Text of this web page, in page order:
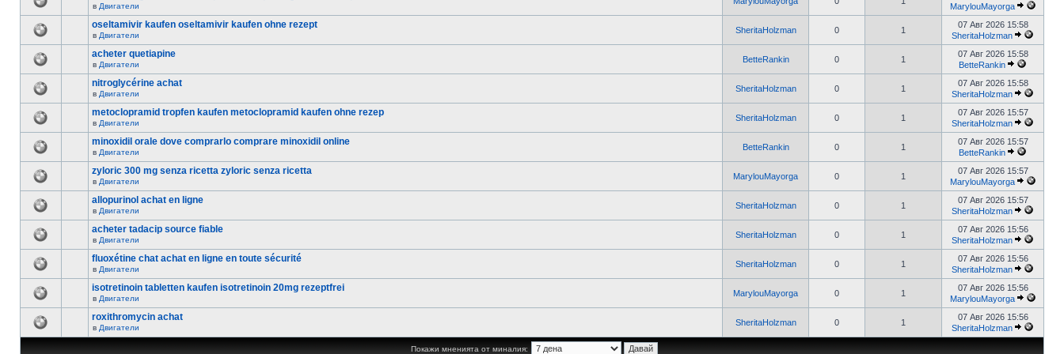
в Двигатели
MarylouMayorga
oseltamivir kaufen oseltamivir kaufen ohne rezept
в Двигатели
SheritaHolzman 0 1
07 Авг 2026 15:58
SheritaHolzman
acheter quetiapine
в Двигатели
BetteRankin 0 1
07 Авг 2026 15:58
BetteRankin
nitroglycérine achat
в Двигатели
SheritaHolzman 0 1
07 Авг 2026 15:58
SheritaHolzman
metoclopramid tropfen kaufen metoclopramid kaufen ohne rezep
в Двигатели
SheritaHolzman 0 1
07 Авг 2026 15:57
SheritaHolzman
minoxidil orale dove comprarlo comprare minoxidil online
в Двигатели
BetteRankin 0 1
07 Авг 2026 15:57
BetteRankin
zyloric 300 mg senza ricetta zyloric senza ricetta
в Двигатели
MarylouMayorga 0 1
07 Авг 2026 15:57
MarylouMayorga
allopurinol achat en ligne
в Двигатели
SheritaHolzman 0 1
07 Авг 2026 15:57
SheritaHolzman
acheter tadacip source fiable
в Двигатели
SheritaHolzman 0 1
07 Авг 2026 15:56
SheritaHolzman
fluoxétine chat achat en ligne en toute sécurité
в Двигатели
SheritaHolzman 0 1
07 Авг 2026 15:56
SheritaHolzman
isotretinoin tabletten kaufen isotretinoin 20mg rezeptfrei
в Двигатели
MarylouMayorga 0 1
07 Авг 2026 15:56
MarylouMayorga
roxithromycin achat
в Двигатели
SheritaHolzman 0 1
07 Авг 2026 15:56
SheritaHolzman
Покажи мненията от миналия: